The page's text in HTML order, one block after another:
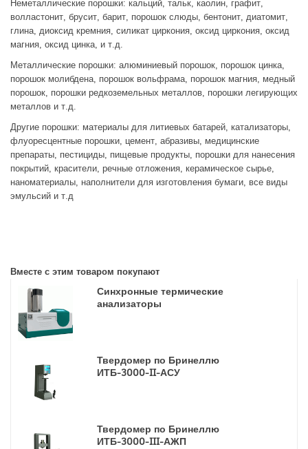
Неметаллические порошки: кальций, тальк, каолин, графит,
волластонит, брусит, барит, порошок слюды, бентонит, диатомит,
глина, диоксид кремния, силикат циркония, оксид циркония, оксид
магния, оксид цинка, и т.д.
Металлические порошки: алюминиевый порошок, порошок цинка,
порошок молибдена, порошок вольфрама, порошок магния, медный
порошок, порошки редкоземельных металлов, порошки легирующих
металлов и т.д.
Другие порошки: материалы для литиевых батарей, катализаторы,
флуоресцентные порошки, цемент, абразивы, медицинские
препараты, пестициды, пищевые продукты, порошки для нанесения
покрытий, красители, речные отложения, керамическое сырье,
наноматериалы, наполнители для изготовления бумаги, все виды
эмульсий и т.д
Вместе с этим товаром покупают
Синхронные термические
анализаторы
Твердомер по Бринеллю
ИТБ-3000-II-АСУ
Твердомер по Бринеллю
ИТБ-3000-III-АЖП